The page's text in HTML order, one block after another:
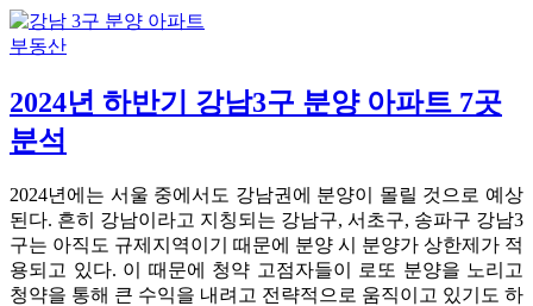
부동산
2024년 하반기 강남3구 분양 아파트 7곳
분석
2024년에는 서울 중에서도 강남권에 분양이 몰릴 것으로 예상
된다. 흔히 강남이라고 지칭되는 강남구, 서초구, 송파구 강남3
구는 아직도 규제지역이기 때문에 분양 시 분양가 상한제가 적
용되고 있다. 이 때문에 청약 고점자들이 로또 분양을 노리고
청약을 통해 큰 수익을 내려고 전략적으로 움직이고 있기도 하